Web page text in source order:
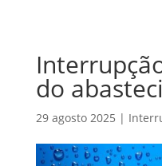
do
29 agosto 2025 |